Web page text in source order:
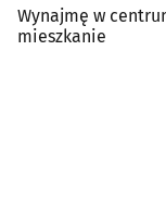
Wynajmę w
mieszkanie